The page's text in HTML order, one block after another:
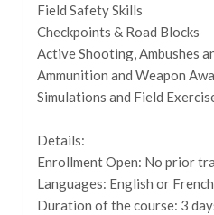
Field Safety Skills
Checkpoints & Road Blocks
Active Shooting, Ambushes
Ammunition and Weapon
Simulations and Field
Details:
Enrollment Open: No prior
Languages: English or
Duration of the course: 3